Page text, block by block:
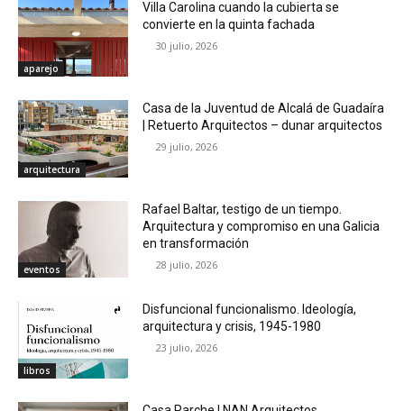
aparejo
Villa Carolina cuando la cubierta se
convierte en la quinta fachada
30 julio, 2026
arquitectura
Casa de la Juventud de Alcalá de Guadaíra
| Retuerto Arquitectos – dunar arquitectos
29 julio, 2026
eventos
Rafael Baltar, testigo de un tiempo.
Arquitectura y compromiso en una Galicia
en transformación
28 julio, 2026
libros
Disfuncional funcionalismo. Ideología,
arquitectura y crisis, 1945-1980
23 julio, 2026